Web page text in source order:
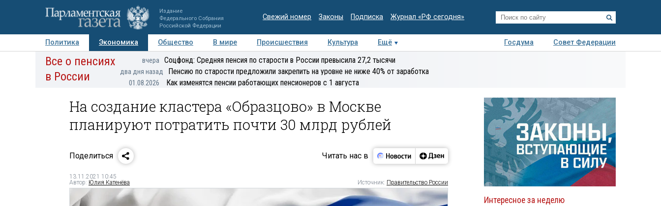
Издание
Федерального Собрания
Российской Федерации
Свежий номер Законы Подписка Журнал «РФ сегодня»
Политика Экономика Общество В мире Происшествия Культура Ещё Госдума
Совет Федерации
Авторы Персоны Мнения Регионы Медиацентр Интервью Колумнисты
экспертиза
Все о пенсиях
в России
вчера Соцфонд: Средняя пенсия по старости в России превысила 27,2 тысячи
два дня назад Пенсию по старости предложили закрепить на уровне не ниже 40% от заработка
01.08.2026 Как изменятся пенсии работающих пенсионеров с 1 августа
На создание кластера «Образцово» в Москве
планируют потратить почти 30 млрд рублей
Поделиться Читать нас в
13.11.2021 10:45
Автор: Юлия Катенёва Источник: Правительство России
Интересное за неделю